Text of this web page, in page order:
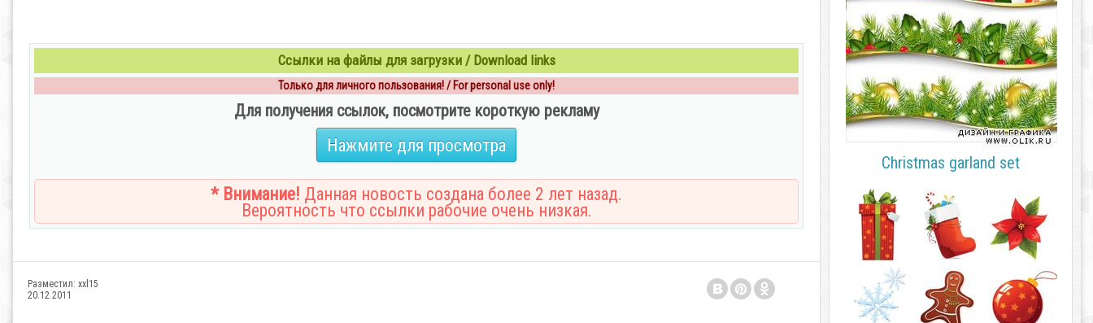
Ссылки на файлы для загрузки / Download links
Только для личного пользования! / For personal use only!
Для получения ссылок, посмотрите короткую рекламу
Нажмите для просмотра
* Внимание! Данная новость создана более 2 лет назад.
Вероятность что ссылки рабочие очень низкая.
Разместил: xxl15
20.12.2011
Christmas garland set